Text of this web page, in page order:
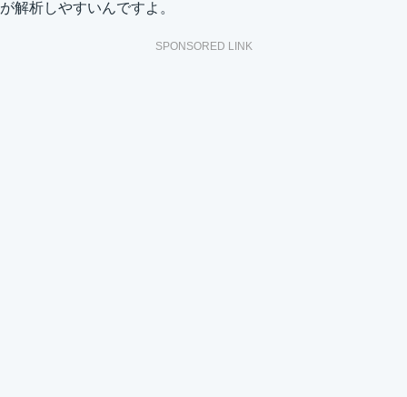
が解析しやすいんですよ。
SPONSORED LINK